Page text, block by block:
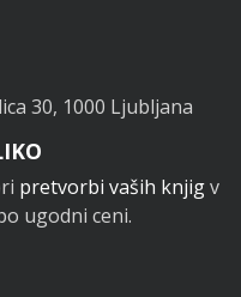
30, 1000 Ljubljana
pretvorbi vaših knjigv
ugodni ceni.